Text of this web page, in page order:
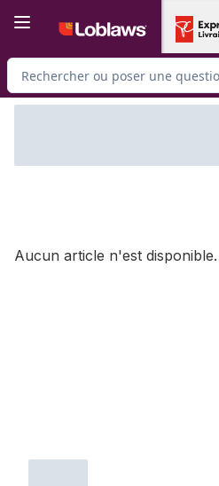
Rechercher des produits
Aucun article n'est disponible.